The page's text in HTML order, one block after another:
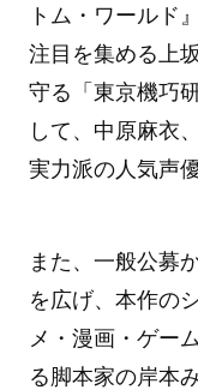
トム・ワールド
注目を集める上
守る「東京機巧
して、中原麻衣
実力派の人気声
また、一般公募
を広げ、本作の
メ・漫画・ゲー
る脚本家の岸本